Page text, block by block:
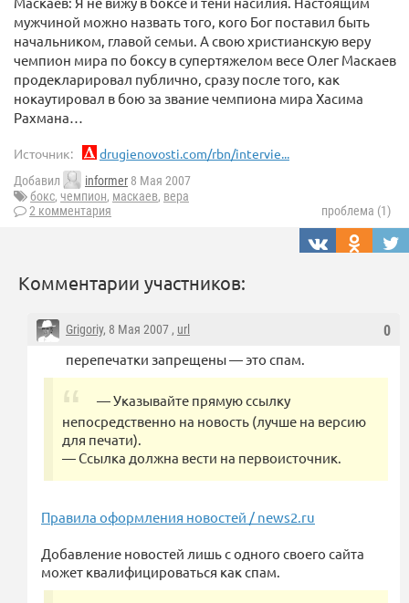
мужчиной можно назвать того, кого Бог поставил быть
начальником, главой семьи. А свою христианскую веру
чемпион мира по боксу в супертяжелом весе Олег Маскаев
продекларировал публично, сразу после того, как
нокаутировал в бою за звание чемпиона мира Хасима
Рахмана…
Источник: drugienovosti.com/rbn/intervie...
Добавил informer 8 Мая 2007
бокс, чемпион, маскаев, вера
2 комментария
проблема (1)
Комментарии участников:
0
Grigoriy, 8 Мая 2007 , url
перепечатки запрещены — это спам.
— Указывайте прямую ссылку
непосредственно на новость (лучше на версию
для печати).
— Ссылка должна вести на первоисточник.
Правила оформления новостей / news2.ru
Добавление новостей лишь с одного своего сайта
может квалифицироваться как спам.